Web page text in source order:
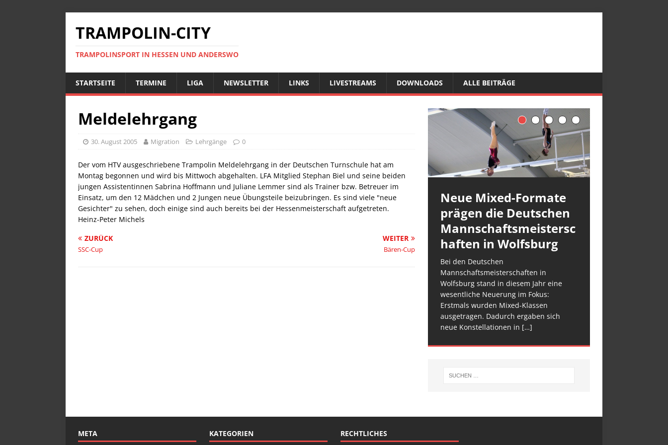
TRAMPOLIN-CITY
TRAMPOLINSPORT IN HESSEN UND ANDERSWO
STARTSEITE TERMINE LIGA NEWSLETTER LINKS LIVESTREAMS DOWNLOADS ALLE BEITRÄGE
Meldelehrgang
30. August 2005 Migration Lehrgänge 0
Der vom HTV ausgeschriebene Trampolin Meldelehrgang in der Deutschen Turnschule hat am
Montag begonnen und wird bis Mittwoch abgehalten. LFA Mitglied Stephan Biel und seine beiden
jungen Assistentinnen Sabrina Hoffmann und Juliane Lemmer sind als Trainer bzw. Betreuer im
Einsatz, um den 12 Mädchen und 2 Jungen neue Übungsteile beizubringen. Es sind viele "neue
Gesichter" zu sehen, doch einige sind auch bereits bei der Hessenmeisterschaft aufgetreten.
Heinz-Peter Michels
ZURÜCK
SSC-Cup
WEITER
Bären-Cup
Neue Mixed-Formate
prägen die Deutschen
Mannschaftsmeistersc
haften in Wolfsburg
Bei den Deutschen
Mannschaftsmeisterschaften in
Wolfsburg stand in diesem Jahr eine
wesentliche Neuerung im Fokus:
Erstmals wurden Mixed-Klassen
ausgetragen. Dadurch ergaben sich
neue Konstellationen in […]
META KATEGORIEN RECHTLICHES